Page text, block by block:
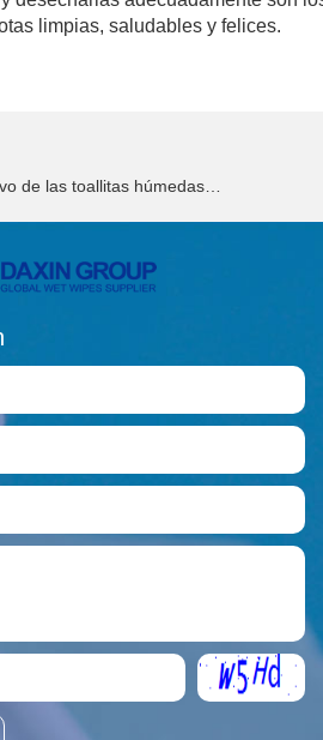
limpias, saludables y felices.
de las toallitas húmedas